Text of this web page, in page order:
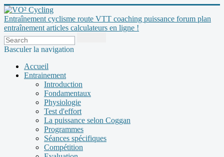
Entraînement cyclisme route VTT coaching puissance forum plan
entraînement articles calculateurs en ligne !
Basculer la navigation
Accueil
Entrainement
Introduction
Fondamentaux
Physiologie
Test d'effort
La puissance selon Coggan
Programmes
Séances spécifiques
Compétition